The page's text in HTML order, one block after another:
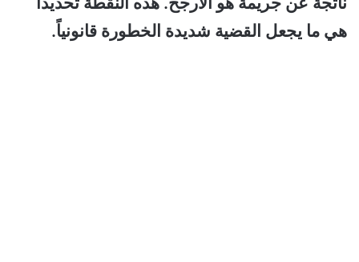
هي ما يجعل القضية شديدة الخطورة قانونياً.